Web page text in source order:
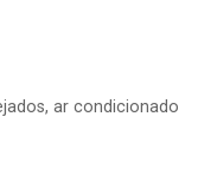
ar condicionado